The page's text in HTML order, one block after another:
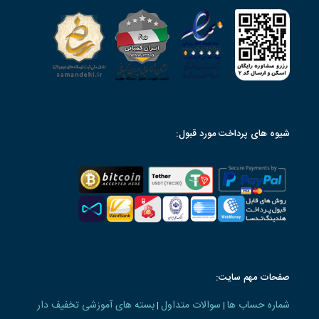
شیوه های پرداخت مورد قبول:
صفحات مهم سایت:
شماره حساب ها | سوالات متداول | بسته های آموزشی تخفیف دار